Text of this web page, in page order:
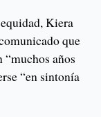
Kiera
que
“muchos años
“en sintonía